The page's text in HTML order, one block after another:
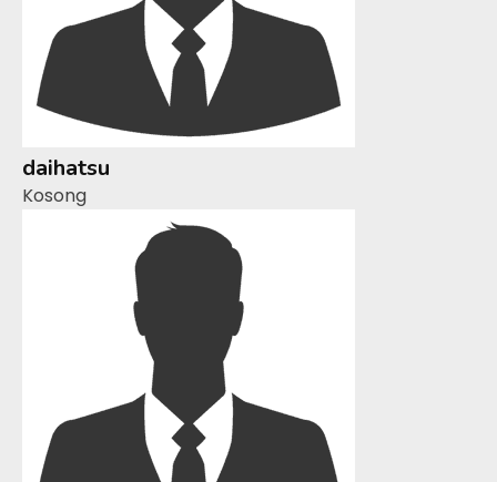
daihatsu
Kosong